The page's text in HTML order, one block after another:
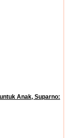
Anak, Suparno: